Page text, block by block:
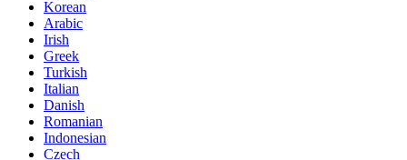
Korean
Arabic
Irish
Greek
Turkish
Italian
Danish
Romanian
Indonesian
Czech